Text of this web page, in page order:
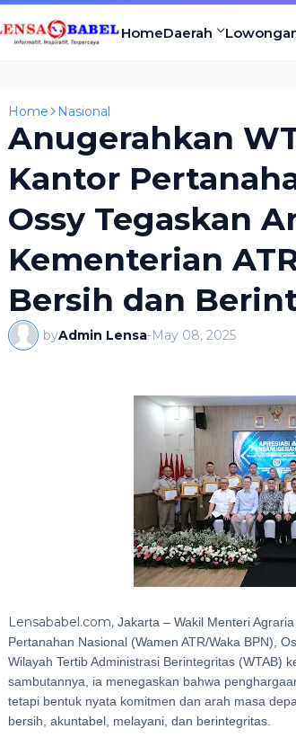
HomeDaerah
Home Nasional
Anugerahkan
Kantor
Ossy Tegaskan
Kementerian
Bersih dan
byAdmin Lensa-May 08, 2025
Lensababel.com, Jakarta – Wakil Menteri
Pertanahan Nasional (Wamen ATR/Waka BPN),
Wilayah Tertib Administrasi Berintegritas (WTAB)
sambutannya, ia menegaskan bahwa
tetapi bentuk nyata komitmen dan arah masa
bersih, akuntabel, melayani, dan berintegritas.